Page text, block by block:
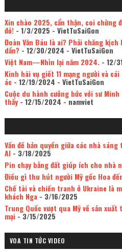
Xin chào 2025, cẩn thận, coi chừng
đỏ!- 1/3/2025 - VietTuSaiGon
Đoàn Văn Báu là ai? Phải chăng kịch
dần?- 12/30/2024 - VietTuSaiGon
Việt Nam—Nhìn lại năm 2024.- 12/
Kinh hãi vụ giết 11 mạng người và
ác- 12/19/2024 - VietTuSaiGon
Cuộc du hành cưỡng bức với sư
thấy- 12/15/2024 - namviet
Vấn đề bản quyền giữa các nhà
AI- 3/18/2025
Pin chạy bằng đất giúp ích cho nhà
Điều gì thu hút người Mỹ gốc Hoa
Chế tài và chiến tranh ở Ukraine là
khách Nga- 3/16/2025
Trung Quốc vượt qua Mỹ về sản
mại- 3/15/2025
VOA TIN TỨC VIDEO